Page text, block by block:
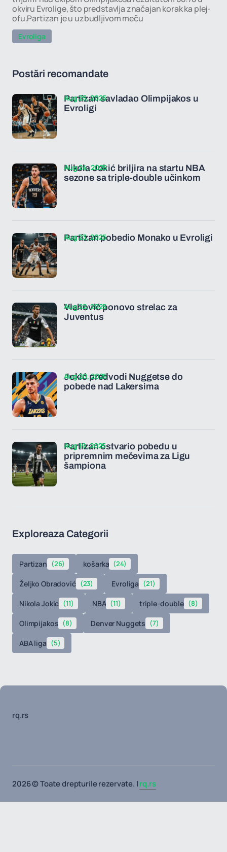
okviru Evrolige, što predstavlja značajan korak ka plej-
ofu.Partizan je u uzbudljivom meču
Evroliga
Postări recomandate
Partizan savladao Olimpijakos u
Evroligi
Aug 25, 2025
Nikola Jokić briljira na startu NBA
sezone sa triple-double učinkom
Aug 24, 2025
Partizan pobedio Monako u Evroligi
Aug 23, 2025
Vlahović ponovo strelac za
Juventus
Aug 22, 2025
Jokić predvodi Nuggetse do
pobede nad Lakersima
Aug 20, 2025
Partizan ostvario pobedu u
pripremnim mečevima za Ligu
šampiona
Aug 19, 2025
Exploreaza Categorii
Partizan (26) košarka (24)
Željko Obradović (23) Evroliga (21)
Nikola Jokic (11) NBA (11) triple-double (8)
Olimpijakos (8) Denver Nuggets (7)
ABA liga (5)
rq.rs
2026 © Toate drepturile rezervate. |rq.rs